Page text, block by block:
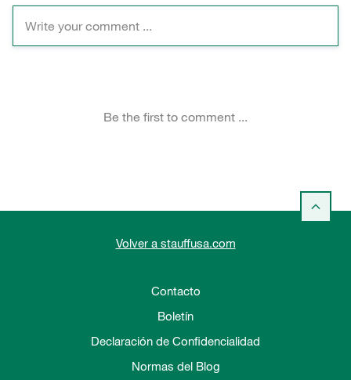
Volver a stauffusa.com
Contacto
Boletín
Declaración de Confidencialidad
Normas del Blog